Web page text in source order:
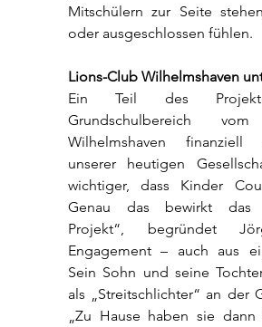
Mitschülern zur Seite
oder ausgeschlossen fühlen.
Lions-Club Wilhelmshaven
Ein Teil des
Grundschulbereich
Wilhelmshaven finanziell
unserer heutigen
wichtiger, dass Kinder
Genau das bewirkt das
Projekt“, begründet
Engagement – auch aus
Sein Sohn und seine
als „Streitschlichter“ an der
„Zu Hause haben sie